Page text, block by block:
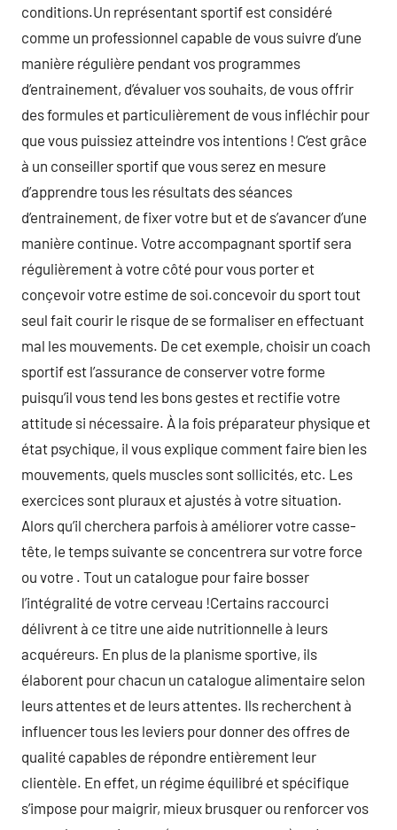
conditions.Un représentant sportif est considéré
comme un professionnel capable de vous suivre d’une
manière régulière pendant vos programmes
d’entrainement, d’évaluer vos souhaits, de vous offrir
des formules et particulièrement de vous infléchir pour
que vous puissiez atteindre vos intentions ! C’est grâce
à un conseiller sportif que vous serez en mesure
d’apprendre tous les résultats des séances
d’entrainement, de fixer votre but et de s’avancer d’une
manière continue. Votre accompagnant sportif sera
régulièrement à votre côté pour vous porter et
conçevoir votre estime de soi.concevoir du sport tout
seul fait courir le risque de se formaliser en effectuant
mal les mouvements. De cet exemple, choisir un coach
sportif est l’assurance de conserver votre forme
puisqu’il vous tend les bons gestes et rectifie votre
attitude si nécessaire. À la fois préparateur physique et
état psychique, il vous explique comment faire bien les
mouvements, quels muscles sont sollicités, etc. Les
exercices sont pluraux et ajustés à votre situation.
Alors qu’il cherchera parfois à améliorer votre casse-
tête, le temps suivante se concentrera sur votre force
ou votre . Tout un catalogue pour faire bosser
l’intégralité de votre cerveau !Certains raccourci
délivrent à ce titre une aide nutritionnelle à leurs
acquéreurs. En plus de la planisme sportive, ils
élaborent pour chacun un catalogue alimentaire selon
leurs attentes et de leurs attentes. Ils recherchent à
influencer tous les leviers pour donner des offres de
qualité capables de répondre entièrement leur
clientèle. En effet, un régime équilibré et spécifique
s’impose pour maigrir, mieux brusquer ou renforcer vos